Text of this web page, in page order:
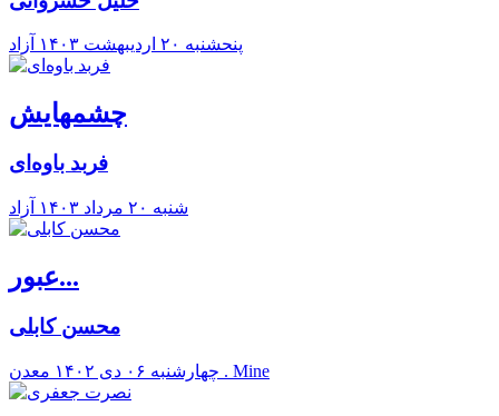
پنحشنبه ۲۰ ارديبهشت ۱۴۰۳ آزاد
چشمهایش
فربد باوه‌ای
شنبه ۲۰ مرداد ۱۴۰۳ آزاد
عبور...
محسن کابلی
چهارشنبه ۰۶ دی ۱۴۰۲ معدن . Mine